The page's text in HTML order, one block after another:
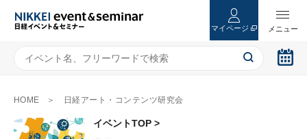
マイページ
HOME 日経アート・コンテンツ研究会
イベントTOP >